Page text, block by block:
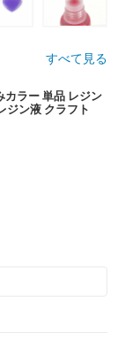
すべて見る
ラー 単品 レジン
ジン液 クラフト